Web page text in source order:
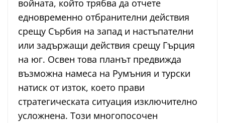
войната, който трябва да отчете
едновременно отбранителни действия
срещу Сърбия на запад и настъпателни
или задържащи действия срещу Гърция
на юг. Освен това планът предвижда
възможна намеса на Румъния и турски
натиск от изток, което прави
стратегическата ситуация изключително
усложнена. Този многопосочен